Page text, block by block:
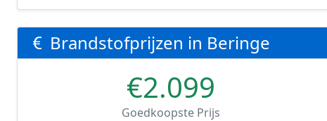
Brandstofprijzen in Beringe
€2.099
Goedkoopste Prijs